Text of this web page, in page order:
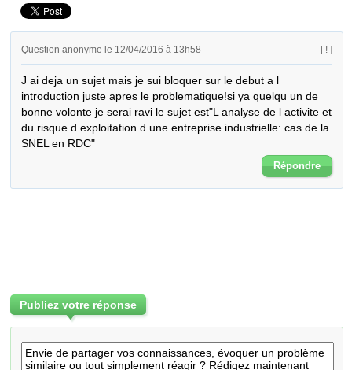
Question anonyme le 12/04/2016 à 13h58 [ ! ]
J ai deja un sujet mais je sui bloquer sur le debut a l
introduction juste apres le problematique!si ya quelqu un de
bonne volonte je serai ravi le sujet est"L analyse de l activite et
du risque d exploitation d une entreprise industrielle: cas de la
SNEL en RDC"
Répondre
Publiez votre réponse